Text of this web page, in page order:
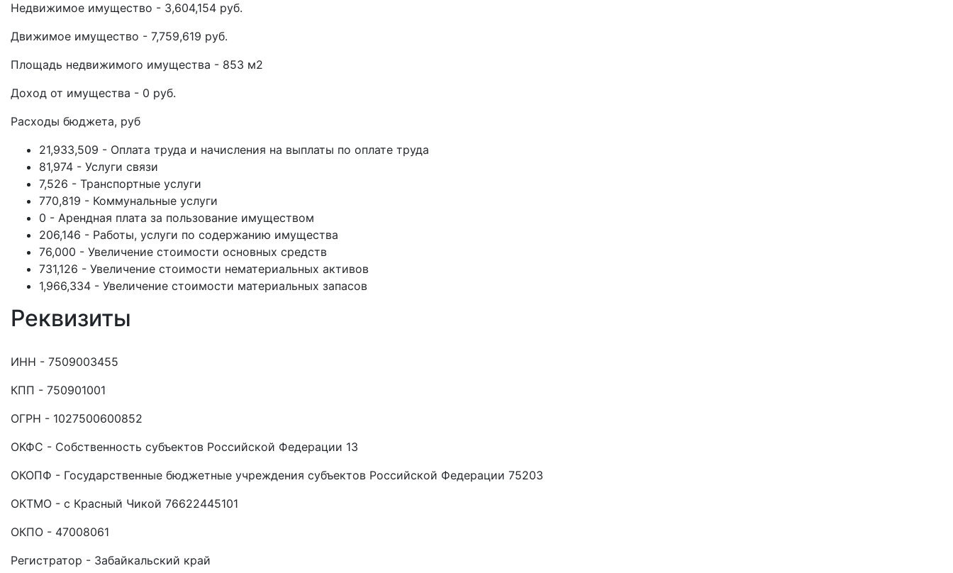
Недвижимое имущество - 3,604,154 руб.
Движимое имущество - 7,759,619 руб.
Площадь недвижимого имущества - 853 м2
Доход от имущества - 0 руб.
Расходы бюджета, руб
21,933,509 - Оплата труда и начисления на выплаты по оплате труда
81,974 - Услуги связи
7,526 - Транспортные услуги
770,819 - Коммунальные услуги
0 - Арендная плата за пользование имуществом
206,146 - Работы, услуги по содержанию имущества
76,000 - Увеличение стоимости основных средств
731,126 - Увеличение стоимости нематериальных активов
1,966,334 - Увеличение стоимости материальных запасов
Реквизиты
ИНН - 7509003455
КПП - 750901001
ОГРН - 1027500600852
ОКФС - Собственность субъектов Российской Федерации 13
ОКОПФ - Государственные бюджетные учреждения субъектов Российской Федерации 75203
ОКТМО - с Красный Чикой 76622445101
ОКПО - 47008061
Регистратор - Забайкальский край